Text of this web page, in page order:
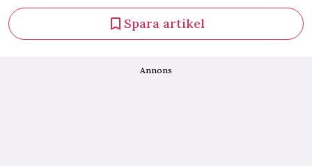
Spara artikel
Annons